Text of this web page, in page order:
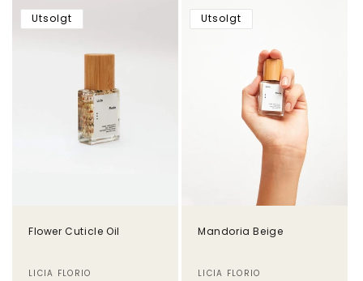
Utsolgt
Flower Cuticle Oil
Selger:
LICIA FLORIO
Utsolgt
Mandoria Beige
Selger:
LICIA FLORIO